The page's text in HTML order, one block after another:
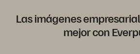
Las imágenes
mejor con